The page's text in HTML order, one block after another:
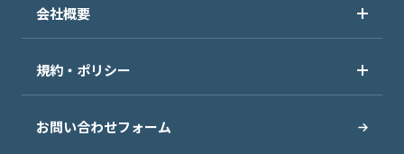
会社概要
規約・ポリシー
お問い合わせフォーム